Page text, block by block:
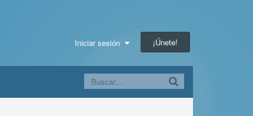
Iniciar sesión ¡Únete!